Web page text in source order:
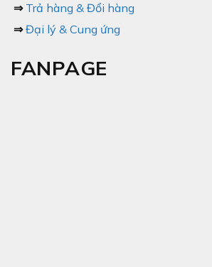
⇒ Trả hàng & Đổi hàng
⇒ Đại lý & Cung ứng
FANPAGE